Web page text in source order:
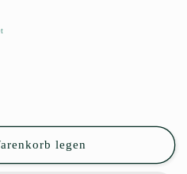
legen